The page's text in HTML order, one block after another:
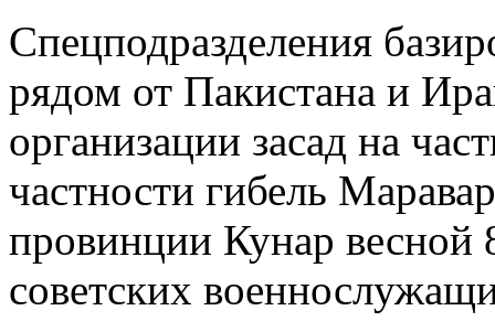
Спецподразделения
рядом от Пакистана и
организации засад на
частности гибель
провинции Кунар весной
советских